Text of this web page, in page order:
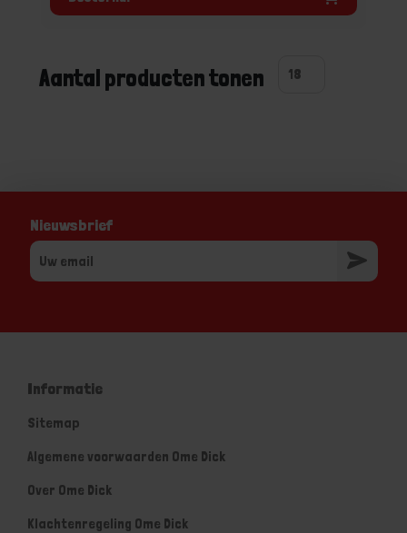
Aantal producten tonen
Nieuwsbrief
Informatie
Sitemap
Algemene voorwaarden Ome Dick
Over Ome Dick
Klachtenregeling Ome Dick